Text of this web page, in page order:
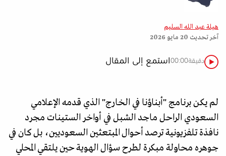
هيلة عبد الله السليم
آخر تحديث 20 مايو 2026
استمع إلى المقال00:00دقيقة
لم يكن برنامج "أبناؤنا في الخارج" الذي قدمه الإعلامي
السعودي الراحل ماجد الشبل في أواخر الستينات مجرد
نافذة تلفزيونية ترصد أحوال المبتعثين السعوديين، بل كان في
جوهره محاولة مبكرة لطرح سؤال الهوية حين يلتقي المحلي